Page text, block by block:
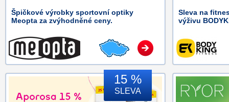
Špičkové výrobky sportovní optiky
Meopta za zvýhodněné ceny.
Sleva na
výživu
15 %
SLEVA